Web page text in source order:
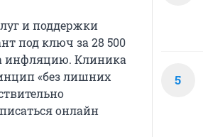
и поддержки
под ключ за 28 500
инфляцию. Клиника
«без лишних
онлайн
5